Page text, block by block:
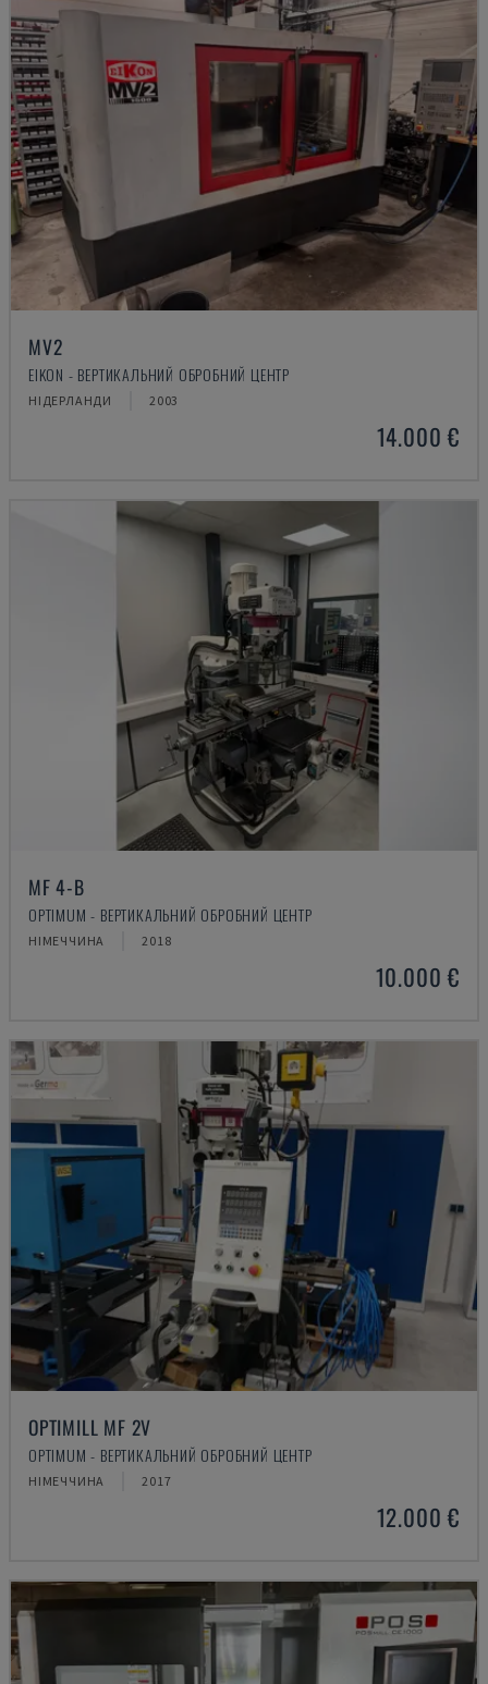
MV2
EIKON - ВЕРТИКАЛЬНИЙ ОБРОБНИЙ ЦЕНТР
НІДЕРЛАНДИ 2003
14.000 €
MF 4-B
OPTIMUM - ВЕРТИКАЛЬНИЙ ОБРОБНИЙ ЦЕНТР
НІМЕЧЧИНА 2018
10.000 €
OPTIMILL MF 2V
OPTIMUM - ВЕРТИКАЛЬНИЙ ОБРОБНИЙ ЦЕНТР
НІМЕЧЧИНА 2017
12.000 €